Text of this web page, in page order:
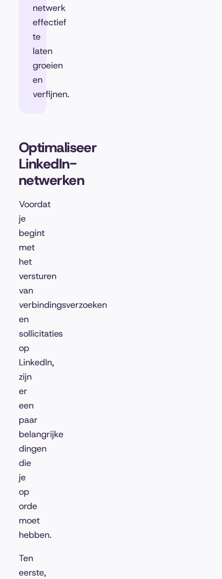
netwerk
effectief
te
laten
groeien
en
verfijnen.
Optimaliseer
LinkedIn-
netwerken
Voordat
je
begint
met
het
versturen
van
verbindingsverzoeken
en
sollicitaties
op
LinkedIn,
zijn
er
een
paar
belangrijke
dingen
die
je
op
orde
moet
hebben.
Ten
eerste,